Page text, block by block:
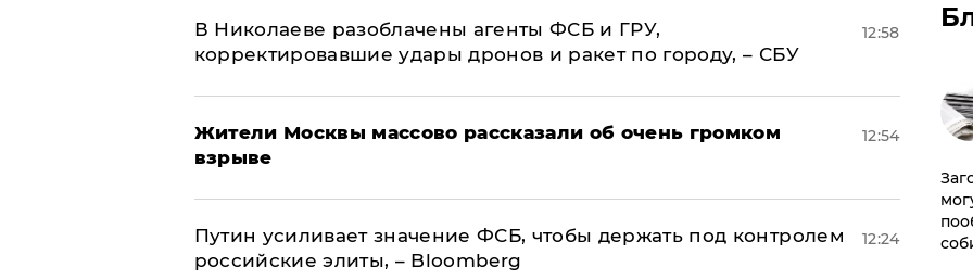
В Николаеве разоблачены агенты ФСБ и ГРУ,
корректировавшие удары дронов и ракет по городу, – СБУ
12:58
Жители Москвы массово рассказали об очень громком
взрыве
12:54
Путин усиливает значение ФСБ, чтобы держать под контролем
российские элиты, – Bloomberg
12:24